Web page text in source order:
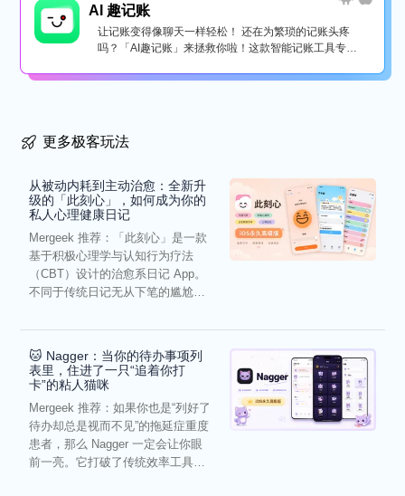
AI 趣记账
让记账变得像聊天一样轻松！ 还在为繁琐的记账头疼
吗？「AI趣记账」来拯救你啦！这款智能记账工具专为
更多极客玩法
从被动内耗到主动治愈：全新升
级的「此刻心」，如何成为你的
私人心理健康日记
Mergeek 推荐：「此刻心」是一款
基于积极心理学与认知行为疗法
（CBT）设计的治愈系日记 App。
不同于传统日记无从下笔的尴尬，
🐱 Nagger：当你的待办事项列
表里，住进了一只“追着你打
卡”的粘人猫咪
Mergeek 推荐：如果你也是“列好了
待办却总是视而不见”的拖延症重度
患者，那么 Nagger 一定会让你眼
前一亮。它打破了传统效率工具冰